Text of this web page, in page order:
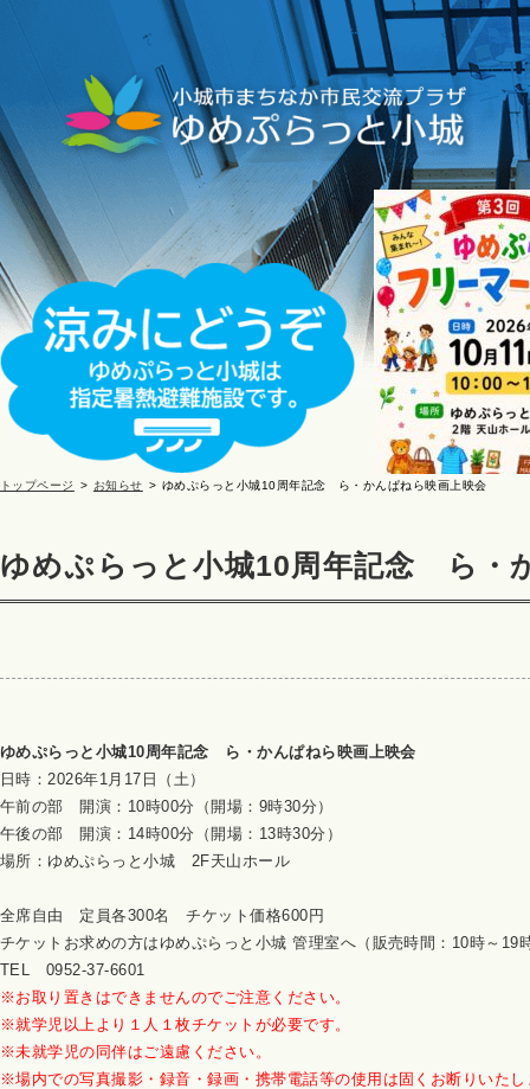
トップページ お知らせ ゆめぷらっと小城10周年記念 ら・かんぱねら映画上映会
ゆめぷらっと小城10周年記念 ら・
ゆめぷらっと小城10周年記念 ら・かんぱねら映画上映会
日時：2026年1月17日（土）
午前の部 開演：10時00分（開場：9時30分）
午後の部 開演：14時00分（開場：13時30分）
場所：ゆめぷらっと小城 2F天山ホール
全席自由 定員各300名 チケット価格600円
チケットお求めの方はゆめぷらっと小城 管理室へ（販売時間：10時～19
TEL 0952-37-6601
※お取り置きはできませんのでご注意ください。
※就学児以上より１人１枚チケットが必要です。
※未就学児の同伴はご遠慮ください。
※場内での写真撮影・録音・録画・携帯電話等の使用は固くお断りいたし